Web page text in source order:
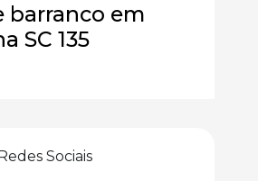
barranco em
SC 135
Sociais